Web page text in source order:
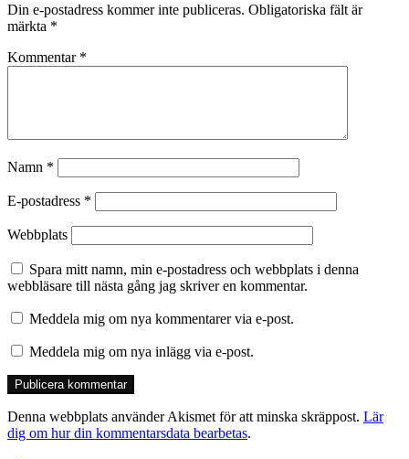
Din e-postadress kommer inte publiceras. Obligatoriska fält är
märkta *
Kommentar *
Namn *
E-postadress *
Webbplats
Spara mitt namn, min e-postadress och webbplats i denna
webbläsare till nästa gång jag skriver en kommentar.
Meddela mig om nya kommentarer via e-post.
Meddela mig om nya inlägg via e-post.
Denna webbplats använder Akismet för att minska skräppost. Lär
dig om hur din kommentarsdata bearbetas.